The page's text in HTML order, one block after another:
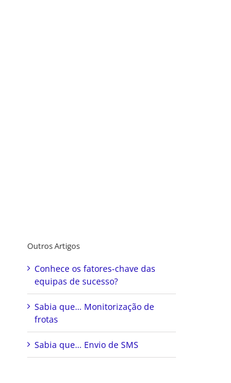
Outros Artigos
Conhece os fatores-chave das
equipas de sucesso?
Sabia que… Monitorização de
frotas
Sabia que… Envio de SMS